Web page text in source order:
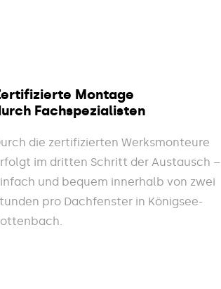
Montage
Fachspezialisten
die zertifizierten Werksmonteure
im dritten Schritt der Austausch –
und bequem innerhalb von zwei
pro Dachfenster in Königsee-